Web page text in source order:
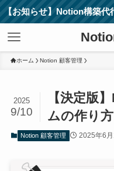
【お知らせ】Notion構築代
ホーム Notion 顧客管理
【決定版
ムの作り
2025
9/10
Notion 顧客管理 2025年6月